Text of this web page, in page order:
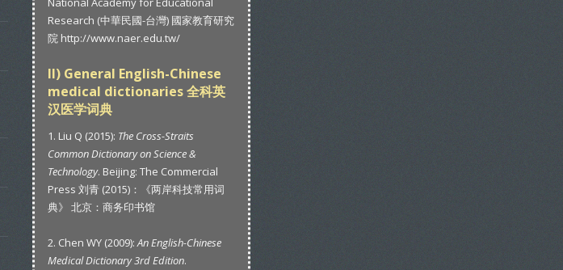
Research (中華民國-台灣) 國家教育研究
院 http://www.naer.edu.tw/
II) General English-Chinese
medical dictionaries 全科英
汉医学词典
1. Liu Q (2015): The Cross-Straits
Common Dictionary on Science &
Technology. Beijing: The Commercial
Press 刘青 (2015)：《两岸科技常用词
典》 北京：商务印书馆
2. Chen WY (2009):An English-Chinese
Medical Dictionary 3rd Edition.